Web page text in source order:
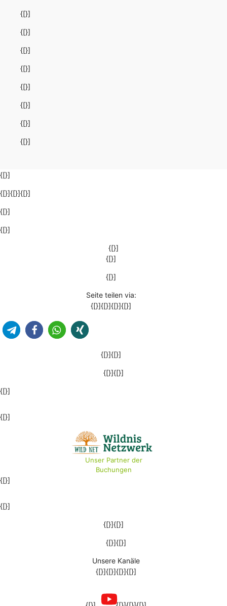
{[}]
{[}]
{[}]
{[}]
{[}]
{[}]
{[}]
{[}]
{[}]
{[}]{[}]{[}]
{[}]
{[}]
{[}]
{[}]
{[}]
Seite teilen via:
{[}]{[}]{[}]{[}]
{[}]{[}]
{[}]{[}]
{[}]
{[}]
Unser Partner der
Buchungen
{[}]
{[}]
{[}]{[}]
{[}]{[}]
Unsere Kanäle
{[}]{[}]{[}]{[}]